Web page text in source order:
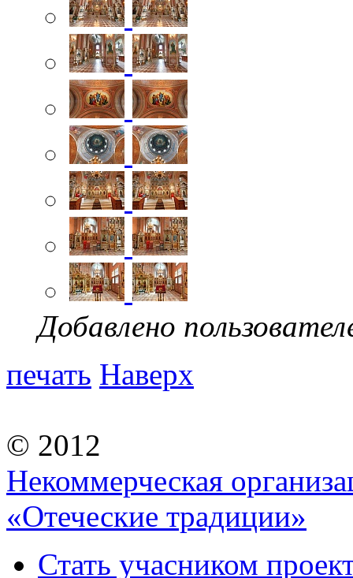
Добавлено
печать Наверх
© 2012
Некоммерческая
«Отеческие традиции»
Стать учасником